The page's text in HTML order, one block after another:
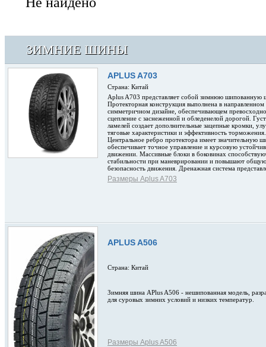
ЗИМНИЕ ШИНЫ
APLUS A703
Страна: Китай
Aplus A703 представляет собой зимнюю шипованную
Протекторная конструкция выполнена в направленном
симметричном дизайне, обеспечивающем
сцепление с заснеженной и обледенелой дорогой.
ламелей создает дополнительные зацепные кромки,
тяговые характеристики и эффективность торможения.
Центральное ребро протектора имеет значительную
обеспечивает точное управление и курсовую
движении. Массивные блоки в боковинах
стабильности при маневрировании и повышают общую
безопасность движения. Дренажная система
Размеры Aplus A703
APLUS A506
Страна: Китай
Зимняя шина APlus A506 - нешипованная модель,
для суровых зимних условий и низких температур.
Размеры Aplus A506